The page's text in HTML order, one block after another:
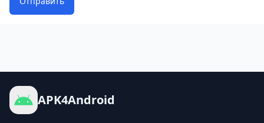
APK4Android